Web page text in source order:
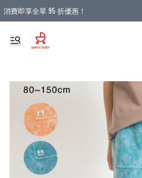
消費即享全單 95 折優惠！
購物滿 HKD 900.00即享免運費優惠！（適